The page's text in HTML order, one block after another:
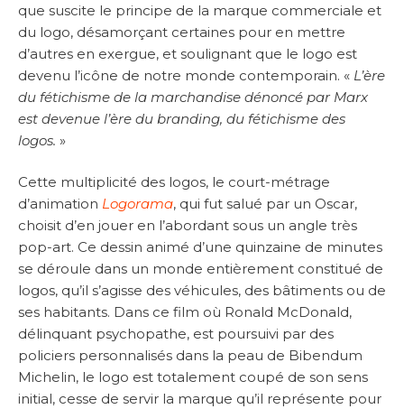
que suscite le principe de la marque commerciale et
du logo, désamorçant certaines pour en mettre
d’autres en exergue, et soulignant que le logo est
devenu l’icône de notre monde contemporain. « L’ère
du fétichisme de la marchandise dénoncé par Marx
est devenue l’ère du branding, du fétichisme des
logos. »
Cette multiplicité des logos, le court-métrage
d’animation Logorama, qui fut salué par un Oscar,
choisit d’en jouer en l’abordant sous un angle très
pop-art. Ce dessin animé d’une quinzaine de minutes
se déroule dans un monde entièrement constitué de
logos, qu’il s’agisse des véhicules, des bâtiments ou de
ses habitants. Dans ce film où Ronald McDonald,
délinquant psychopathe, est poursuivi par des
policiers personnalisés dans la peau de Bibendum
Michelin, le logo est totalement coupé de son sens
initial, cesse de servir la marque qu’il représente pour